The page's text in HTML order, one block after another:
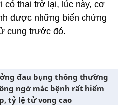
có thai trở lại, lúc này, cơ
được những biến chứng
cung trước đó.
đau bụng thông thường
ngờ mắc bệnh rất hiếm
tỷ lệ tử vong cao